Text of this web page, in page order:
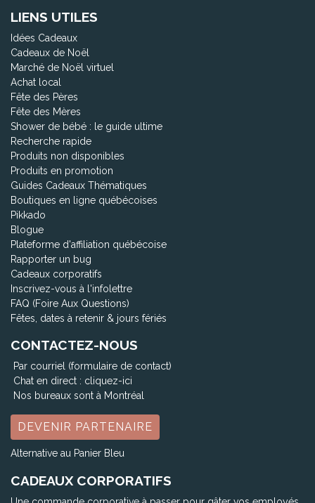
LIENS UTILES
Idées Cadeaux
Cadeaux de Noël
Marché de Noël virtuel
Achat local
Fête des Pères
Fête des Mères
Shower de bébé : le guide ultime
Recherche rapide
Produits non disponibles
Produits en promotion
Guides Cadeaux Thématiques
Boutiques en ligne québécoises
Pikkado
Blogue
Plateforme d'affiliation québécoise
Rapporter un bug
Cadeaux corporatifs
Inscrivez-vous à l'infolettre
FAQ (Foire Aux Questions)
Fêtes, dates à retenir & jours fériés
CONTACTEZ-NOUS
Par courriel (formulaire de contact)
Chat en direct : cliquez-ici
Nos bureaux sont à Montréal
DEVENIR PARTENAIRE
Alternative au Panier Bleu
CADEAUX CORPORATIFS